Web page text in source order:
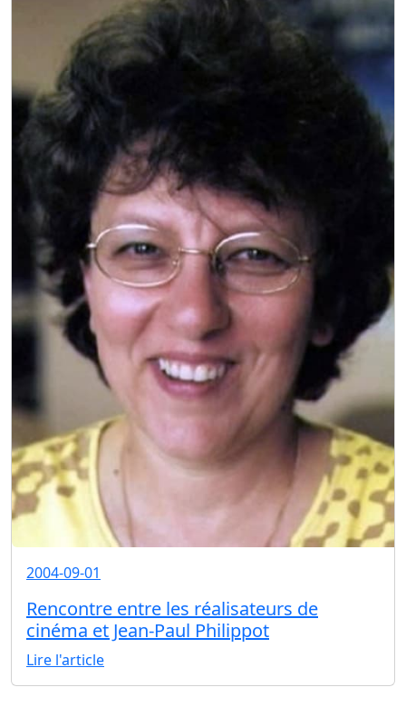
2004-09-01
Rencontre entre les réalisateurs de
cinéma et Jean-Paul Philippot
Lire l'article